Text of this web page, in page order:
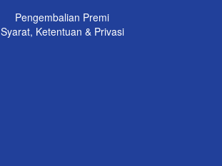
Pengembalian Premi
Syarat, Ketentuan & Privasi